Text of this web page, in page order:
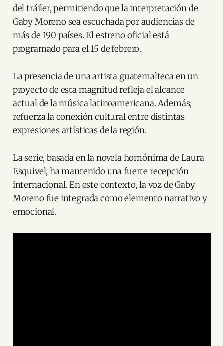
del tráiler, permitiendo que la interpretación de
Gaby Moreno sea escuchada por audiencias de
más de 190 países. El estreno oficial está
programado para el 15 de febrero.
La presencia de una artista guatemalteca en un
proyecto de esta magnitud refleja el alcance
actual de la música latinoamericana. Además,
refuerza la conexión cultural entre distintas
expresiones artísticas de la región.
La serie, basada en la novela homónima de Laura
Esquivel, ha mantenido una fuerte recepción
internacional. En este contexto, la voz de Gaby
Moreno fue integrada como elemento narrativo y
emocional.